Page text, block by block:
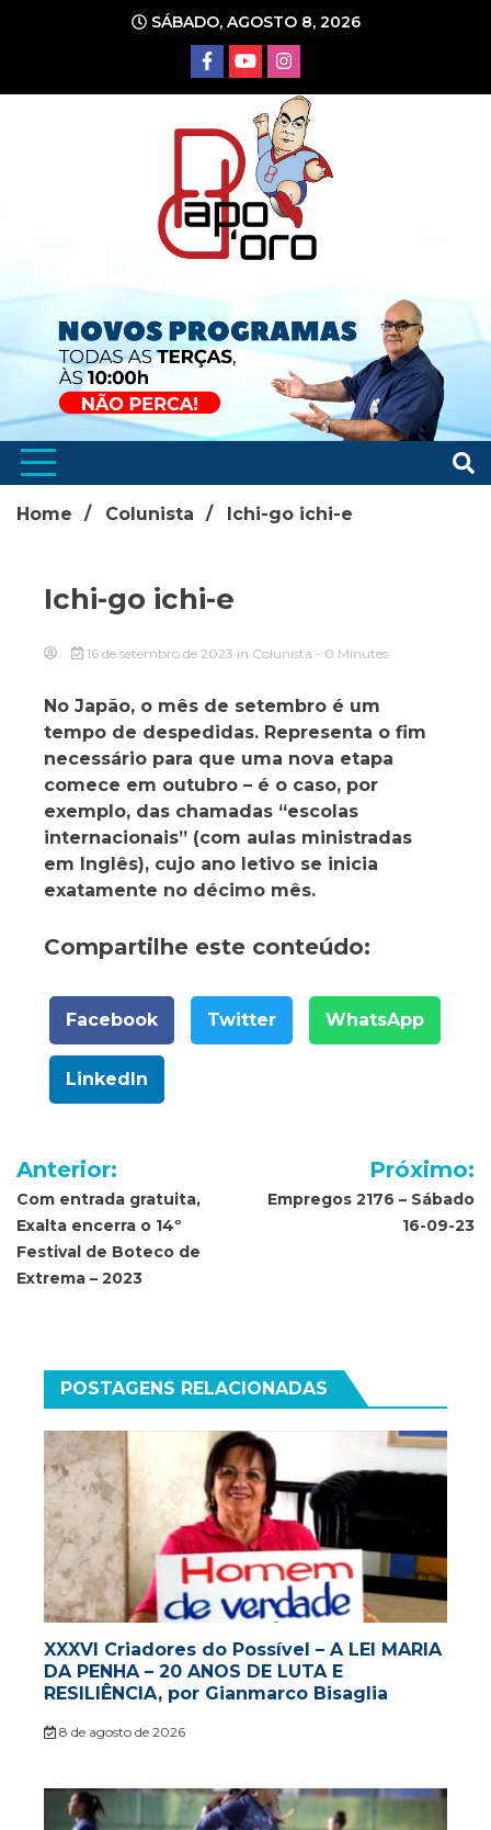
conteúdo
SÁBADO, AGOSTO 8, 2026
Home Colunista Ichi-go ichi-e
Ichi-go ichi-e
16 de setembro de 2023 in Colunista - 0 Minutes
No Japão, o mês de setembro é um
tempo de despedidas. Representa o fim
necessário para que uma nova etapa
comece em outubro – é o caso, por
exemplo, das chamadas “escolas
internacionais” (com aulas ministradas
em Inglês), cujo ano letivo se inicia
exatamente no décimo mês.
Compartilhe este conteúdo:
Facebook Twitter WhatsApp
LinkedIn
Navegação
de
Post
Anterior:
Com entrada gratuita,
Exalta encerra o 14º
Festival de Boteco de
Extrema – 2023
Próximo:
Empregos 2176 – Sábado
16-09-23
POSTAGENS RELACIONADAS
XXXVI Criadores do Possível – A LEI MARIA
DA PENHA – 20 ANOS DE LUTA E
RESILIÊNCIA, por Gianmarco Bisaglia
8 de agosto de 2026